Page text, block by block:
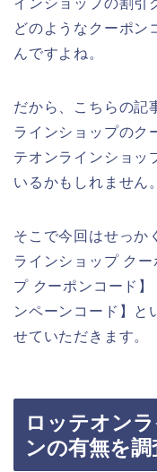
インショップの割引
どのようなクーポン
んですよね。
だから、こちらの記
ラインショップのク
テオンラインショッ
いるかもしれません。
そこで今回はせっか
ラインショップ ク
プ クーポンコード
ンペーンコード】と
せていただきます。
ロッテオン
ンの有無を調